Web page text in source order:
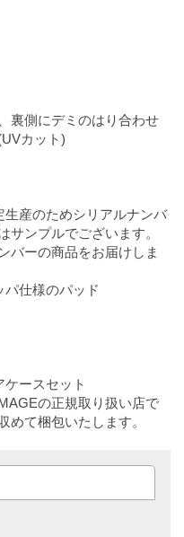
裏側にデミのはり合わせ
カット)
産のためシリアルナンバ
サンプルでございます。
バーの商品をお届けしま
仕様のパッド
ースセット
の正規取り扱い店で
めて梱包いたします。